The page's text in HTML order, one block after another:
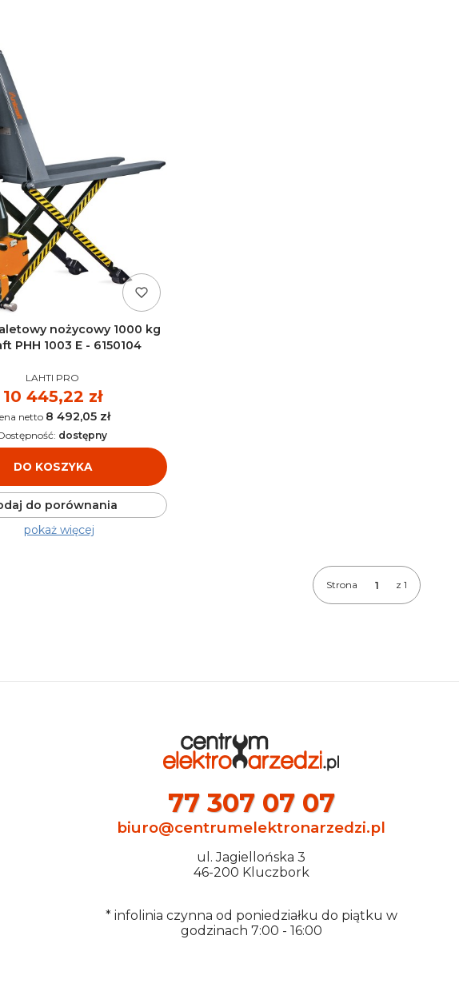
nożycowy 1000 kg
PHH 1003 E - 6150104
PRODUCENT
LAHTI PRO
Cena
10 445,22 zł
8 492,05 zł
DO KOSZYKA
dostępny
do porównania
pokaż więcej
Strona z 1
77 307 07 07
biuro@centrumelektronarzedzi.pl
ul. Jagiellońska 3
46-200 Kluczbork
* infolinia czynna od poniedziałku do piątku w
godzinach 7:00 - 16:00